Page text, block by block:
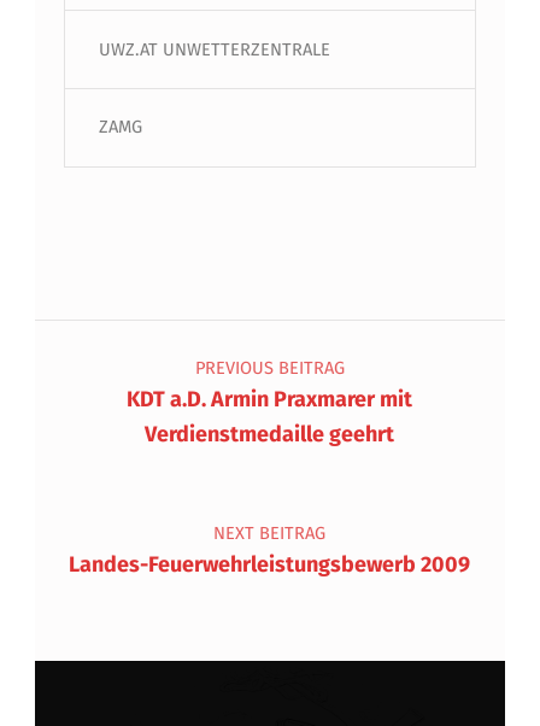
UWZ.AT UNWETTERZENTRALE
ZAMG
Beitragsnavigation
PREVIOUS BEITRAG
KDT a.D. Armin Praxmarer mit
Verdienstmedaille geehrt
NEXT BEITRAG
Landes-Feuerwehrleistungsbewerb 2009